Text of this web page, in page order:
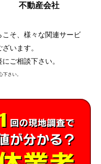
不動産会社
そ、様々な関連サービ
います。
ご相談下さい。
さい。